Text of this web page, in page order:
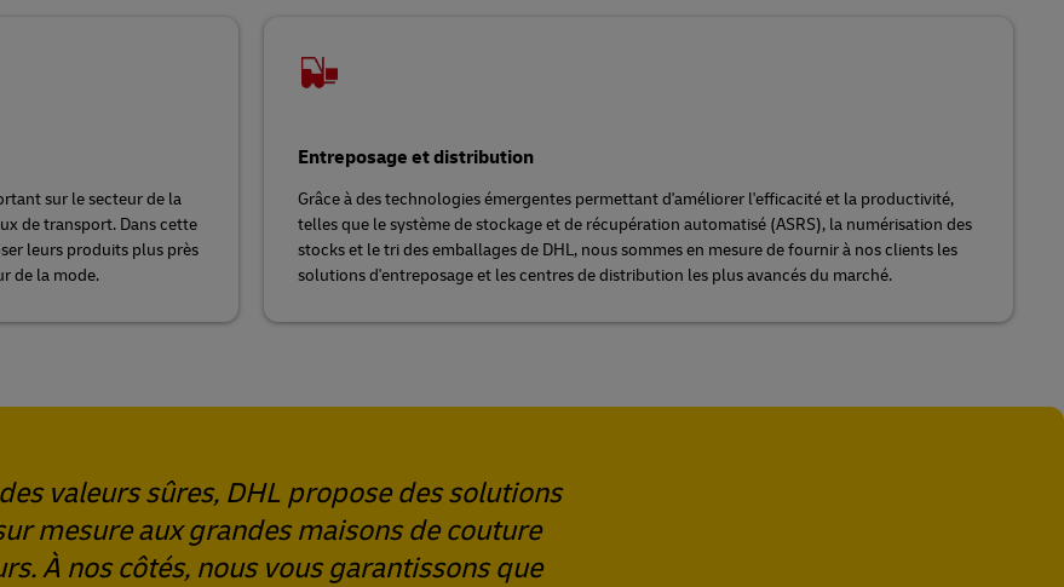
sur le secteur de la
de transport. Dans cette
leurs produits plus près
de la mode.
Entreposage et distribution
Grâce à des technologies émergentes permettant d'améliorer l'efficacité et la productivité,
telles que le système de stockage et de récupération automatisé (ASRS), la numérisation des
stocks et le tri des emballages de DHL, nous sommes en mesure de fournir à nos clients les
solutions d'entreposage et les centres de distribution les plus avancés du marché.
valeurs sûres, DHL propose des solutions
mesure aux grandes maisons de couture
À nos côtés, nous vous garantissons que